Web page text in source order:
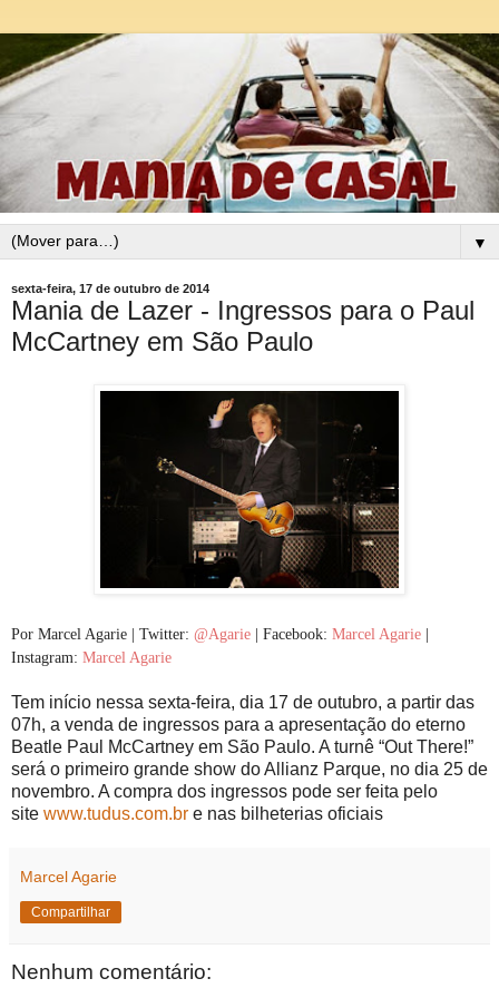
▼
sexta-feira, 17 de outubro de 2014
Mania de Lazer - Ingressos para o Paul
McCartney em São Paulo
Por Marcel Agarie | Twitter: @Agarie | Facebook: Marcel Agarie
Instagram: Marcel Agarie
Tem início nessa sexta-feira, dia 17 de outubro, a partir das
07h, a venda de ingressos para a apresentação do eterno
Beatle Paul McCartney em São Paulo. A turnê “Out There!”
será o primeiro grande show do Allianz Parque, no dia 25 de
novembro. A compra dos ingressos pode ser feita pelo
site www.tudus.com.br e nas bilheterias oficiais
Marcel Agarie
Compartilhar
Nenhum comentário: